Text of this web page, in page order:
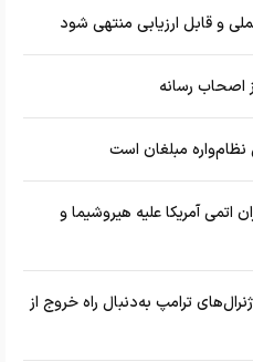
و قابل ارزیابی منتهی شود
اصحاب رسانه
مبلغان است
اتمی آمریکا علیه هیروشیما و
ترامپ به‌دنبال راه خروج از